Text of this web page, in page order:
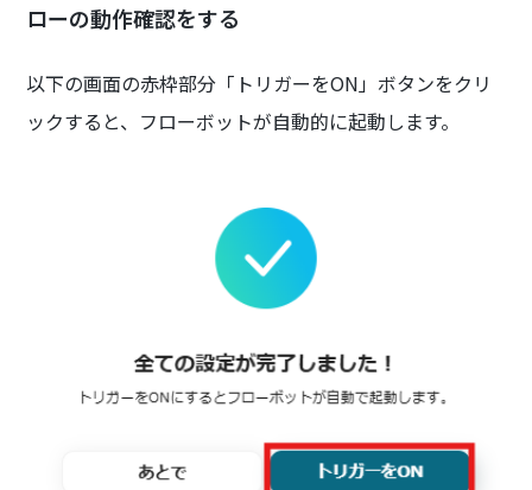
ローの動作確認をする
以下の画面の赤枠部分「トリガーをON」ボタンをクリ
ックすると、フローボットが自動的に起動します。